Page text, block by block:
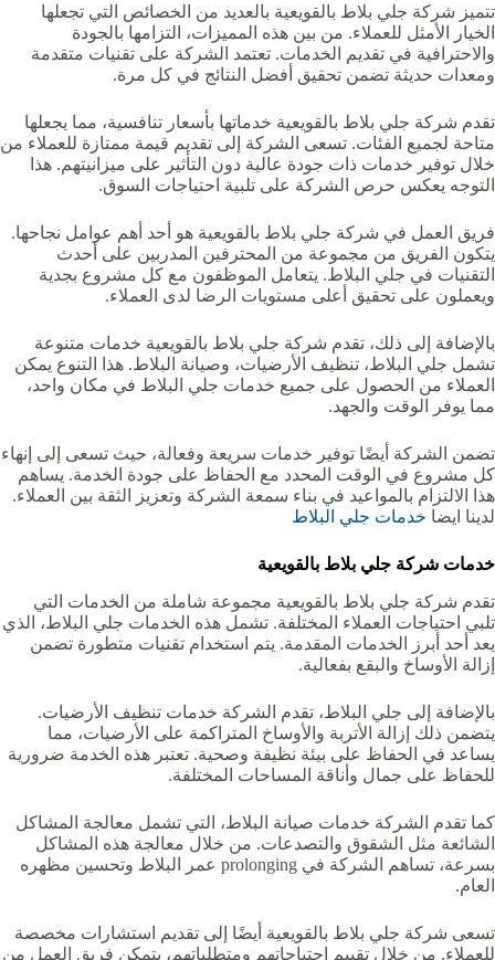
تتميز شركة جلي بلاط بالقويعية‏ بالعديد من الخصائص التي تجعلها
الخيار الأمثل للعملاء. من بين هذه المميزات، التزامها بالجودة
والاحترافية في تقديم الخدمات. تعتمد الشركة على تقنيات متقدمة
ومعدات حديثة تضمن تحقيق أفضل النتائج في كل مرة.
تقدم شركة جلي بلاط بالقويعية‏ خدماتها بأسعار تنافسية، مما يجعلها
متاحة لجميع الفئات. تسعى الشركة إلى تقديم قيمة ممتازة للعملاء من
خلال توفير خدمات ذات جودة عالية دون التأثير على ميزانيتهم. هذا
التوجه يعكس حرص الشركة على تلبية احتياجات السوق.
فريق العمل في شركة جلي بلاط بالقويعية‏ هو أحد أهم عوامل نجاحها.
يتكون الفريق من مجموعة من المحترفين المدربين على أحدث
التقنيات في جلي البلاط. يتعامل الموظفون مع كل مشروع بجدية
ويعملون على تحقيق أعلى مستويات الرضا لدى العملاء.
بالإضافة إلى ذلك، تقدم شركة جلي بلاط بالقويعية‏ خدمات متنوعة
تشمل جلي البلاط، تنظيف الأرضيات، وصيانة البلاط. هذا التنوع يمكن
العملاء من الحصول على جميع خدمات جلي البلاط في مكان واحد،
مما يوفر الوقت والجهد.
تضمن الشركة أيضًا توفير خدمات سريعة وفعالة، حيث تسعى إلى إنهاء
كل مشروع في الوقت المحدد مع الحفاظ على جودة الخدمة. يساهم
هذا الالتزام بالمواعيد في بناء سمعة الشركة وتعزيز الثقة بين العملاء.
لدينا ايضا خدمات جلي البلاط
خدمات شركة جلي بلاط بالقويعية‏
تقدم شركة جلي بلاط بالقويعية‏ مجموعة شاملة من الخدمات التي
تلبي احتياجات العملاء المختلفة. تشمل هذه الخدمات جلي البلاط، الذي
يعد أحد أبرز الخدمات المقدمة. يتم استخدام تقنيات متطورة تضمن
إزالة الأوساخ والبقع بفعالية.
بالإضافة إلى جلي البلاط، تقدم الشركة خدمات تنظيف الأرضيات.
يتضمن ذلك إزالة الأتربة والأوساخ المتراكمة على الأرضيات، مما
يساعد في الحفاظ على بيئة نظيفة وصحية. تعتبر هذه الخدمة ضرورية
للحفاظ على جمال وأناقة المساحات المختلفة.
كما تقدم الشركة خدمات صيانة البلاط، التي تشمل معالجة المشاكل
الشائعة مثل الشقوق والتصدعات. من خلال معالجة هذه المشاكل
بسرعة، تساهم الشركة في prolonging عمر البلاط وتحسين مظهره
العام.
تسعى شركة جلي بلاط بالقويعية‏ أيضًا إلى تقديم استشارات مخصصة
للعملاء. من خلال تقييم احتياجاتهم ومتطلباتهم، يتمكن فريق العمل من